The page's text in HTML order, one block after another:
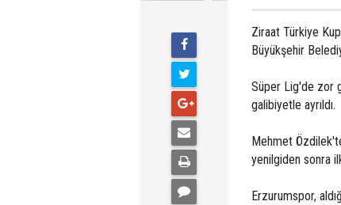
Ziraat Türkiye
Büyükşehir
Süper Lig'de zor
galibiyetle ayrıldı.
Mehmet
yenilgiden sonra
Erzurumspor,